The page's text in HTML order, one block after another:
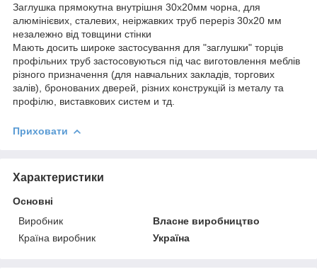
Заглушка прямокутна внутрішня 30х20мм чорна, для
алюмінієвих, сталевих, неіржавких труб переріз 30х20 мм
незалежно від товщини стінки
Мають досить широке застосування для "заглушки" торців
профільних труб застосовуються під час виготовлення меблів
різного призначення (для навчальних закладів, торгових
залів), бронованих дверей, різних конструкцій із металу та
профілю, виставкових систем и тд.
Приховати
Характеристики
Основні
Виробник
Власне виробництво
Країна виробник
Україна